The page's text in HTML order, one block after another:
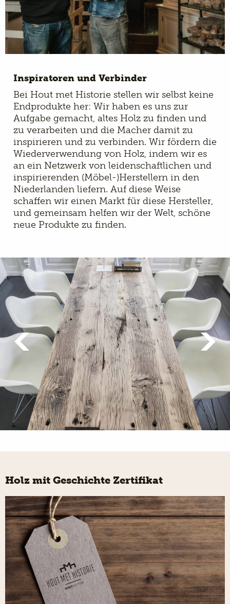
Inspiratoren und Verbinder
Bei Hout met Historie stellen wir selbst keine
Endprodukte her: Wir haben es uns zur
Aufgabe gemacht, altes Holz zu finden und
zu verarbeiten und die Macher damit zu
inspirieren und zu verbinden. Wir fördern die
Wiederverwendung von Holz, indem wir es
an ein Netzwerk von leidenschaftlichen und
inspirierenden (Möbel-)Herstellern in den
Niederlanden liefern. Auf diese Weise
schaffen wir einen Markt für diese Hersteller,
und gemeinsam helfen wir der Welt, schöne
neue Produkte zu finden.
Holz mit Geschichte Zertifikat